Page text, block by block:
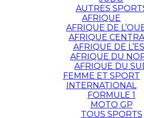
AUTRES
AFRIQUE
AFRIQUE DE
AFRIQUE
AFRIQUE DE
AFRIQUE DU
AFRIQUE DU
FEMME ET SPORT
INTERNATIONAL
FORMULE 1
MOTO GP
TOUS SPORTS